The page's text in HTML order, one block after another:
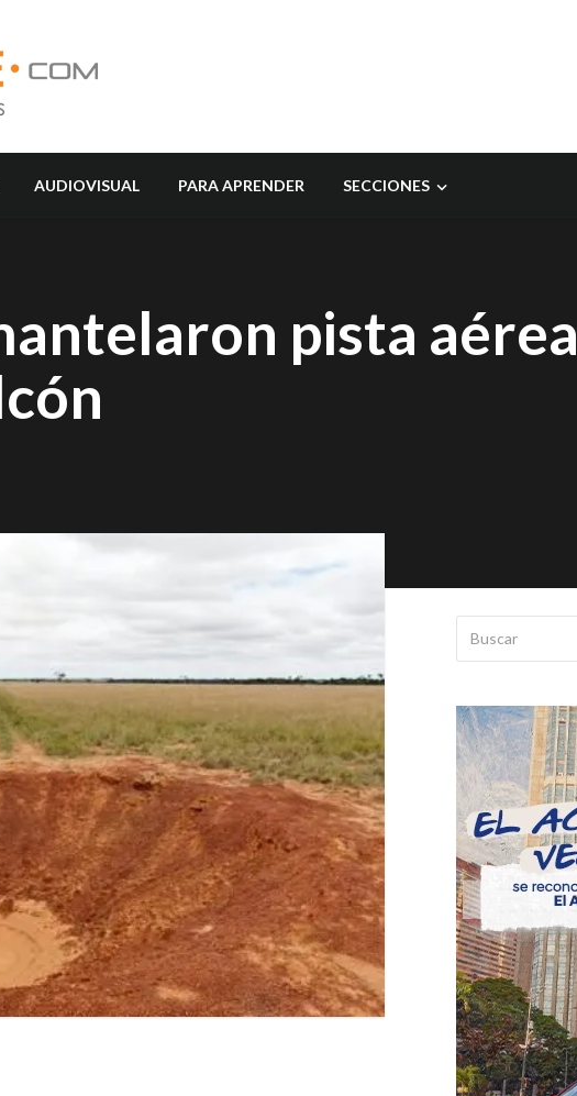
AUDIOVISUAL PARA APRENDER SECCIONES
pista aérea